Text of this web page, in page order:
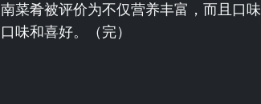
菜肴被评价为不仅营养丰富，而且口
味和喜好。（完）